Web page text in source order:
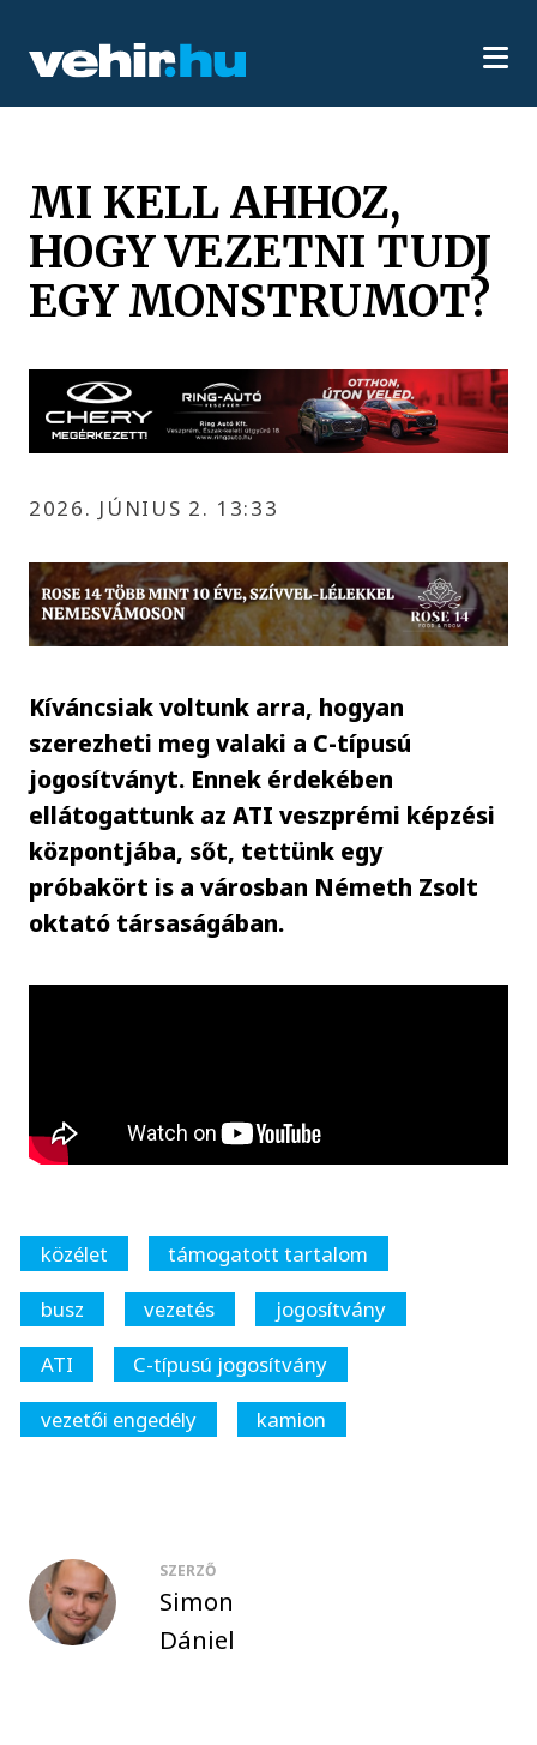
MI KELL AHHOZ,
HOGY VEZETNI TUDJ
EGY MONSTRUMOT?
2026. JÚNIUS 2. 13:33
Kíváncsiak voltunk arra, hogyan
szerezheti meg valaki a C-típusú
jogosítványt. Ennek érdekében
ellátogattunk az ATI veszprémi képzési
központjába, sőt, tettünk egy
próbakört is a városban Németh Zsolt
oktató társaságában.
közélet
támogatott tartalom
busz
vezetés
jogosítvány
ATI
C-típusú jogosítvány
vezetői engedély
kamion
SZERZŐ
Simon
Dániel